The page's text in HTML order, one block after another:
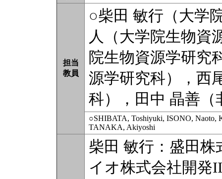
担当
教員
○柴田 敏行（大学
人（大学院生物資
院生物資源学研究
源学研究科），西
科），田中 晶善（
○SHIBATA, Toshiyuki, ISONO,
TANAKA, Akiyoshi
柴田 敏行：盛田
イオ株式会社開発